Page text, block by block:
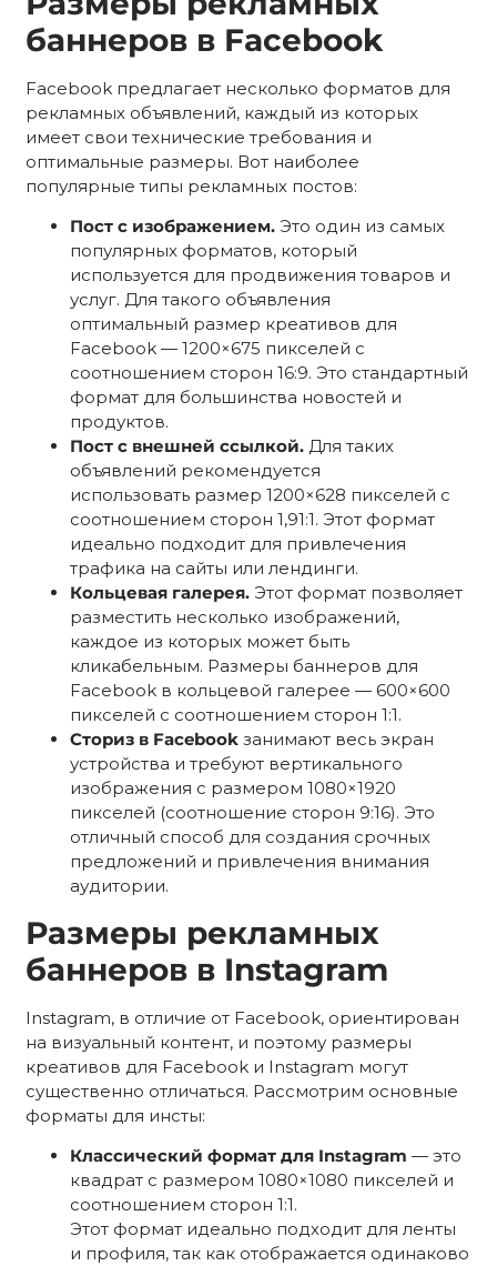
баннеров в Facebook
Facebook предлагает несколько форматов для
рекламных объявлений, каждый из которых
имеет свои технические требования и
оптимальные размеры. Вот наиболее
популярные типы рекламных постов:
Пост с изображением. Это один из самых
популярных форматов, который
используется для продвижения товаров и
услуг. Для такого объявления
оптимальный размер креативов для
Facebook — 1200×675 пикселей с
соотношением сторон 16:9. Это стандартный
формат для большинства новостей и
продуктов.
Пост с внешней ссылкой. Для таких
объявлений рекомендуется
использовать размер 1200×628 пикселей с
соотношением сторон 1,91:1. Этот формат
идеально подходит для привлечения
трафика на сайты или лендинги.
Кольцевая галерея. Этот формат позволяет
разместить несколько изображений,
каждое из которых может быть
кликабельным. Размеры баннеров для
Facebook в кольцевой галерее — 600×600
пикселей с соотношением сторон 1:1.
Сториз в Facebook занимают весь экран
устройства и требуют вертикального
изображения с размером 1080×1920
пикселей (соотношение сторон 9:16). Это
отличный способ для создания срочных
предложений и привлечения внимания
аудитории.
Размеры рекламных
баннеров в Instagram
Instagram, в отличие от Facebook, ориентирован
на визуальный контент, и поэтому размеры
креативов для Facebook и Instagram могут
существенно отличаться. Рассмотрим основные
форматы для инсты:
Классический формат для Instagram — это
квадрат с размером 1080×1080 пикселей и
соотношением сторон 1:1.
Этот формат идеально подходит для ленты
и профиля, так как отображается одинаково